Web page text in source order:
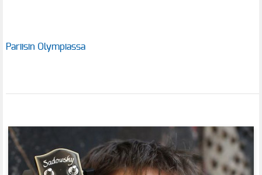
Pariisin Olympiassa